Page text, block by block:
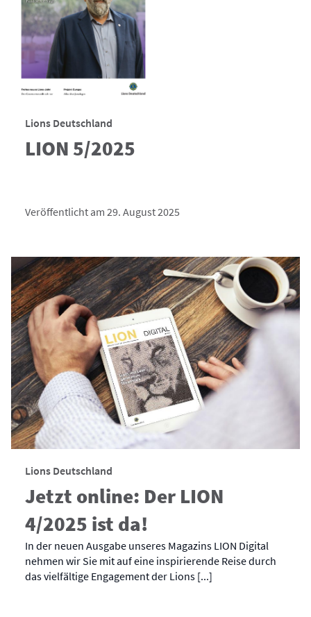
Lions Deutschland
LION 5/2025
Veröffentlicht am 29. August 2025
Lions Deutschland
Jetzt online: Der LION
4/2025 ist da!
In der neuen Ausgabe unseres Magazins LION Digital
nehmen wir Sie mit auf eine inspirierende Reise durch
das vielfältige Engagement der Lions [...]